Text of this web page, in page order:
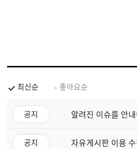
최신순 좋아요순
공지 알려진 이슈를 안
공지 자유게시판 이용